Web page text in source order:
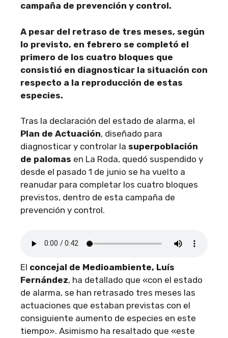
campaña de prevención y control.
A pesar del retraso de tres meses, según
lo previsto, en febrero se completó el
primero de los cuatro bloques que
consistió en diagnosticar la situación con
respecto a la reproducción de estas
especies.
Tras la declaración del estado de alarma, el
Plan de Actuación, diseñado para
diagnosticar y controlar la superpoblación
de palomas en La Roda, quedó suspendido y
desde el pasado 1 de junio se ha vuelto a
reanudar para completar los cuatro bloques
previstos, dentro de esta campaña de
prevención y control.
El concejal de Medioambiente, Luís
Fernández, ha detallado que «con el estado
de alarma, se han retrasado tres meses las
actuaciones que estaban previstas con el
consiguiente aumento de especies en este
tiempo». Asimismo ha resaltado que «este